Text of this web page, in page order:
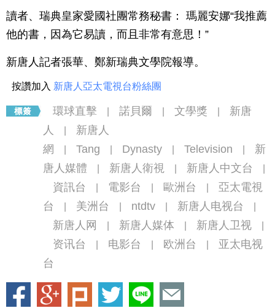
讀者、瑞典皇家愛國社團常務秘書： 瑪麗安娜“我推薦
他的書，因為它易讀，而且非常有意思！”
新唐人記者張華、鄭新瑞典文學院報導。
按讚加入 新唐人亞太電視台粉絲團
環球直擊 諾貝爾 文學獎
新唐
人
新唐人
網
Tang Dynasty Television
新
唐人媒體
新唐人衛視 新唐人中文台
資訊台 電影台 歐洲台
亞太電視
台
美洲台 ntdtv 新唐人电视台
新唐人网 新唐人媒体 新唐人卫视
资讯台 电影台 欧洲台
亚太电视
台